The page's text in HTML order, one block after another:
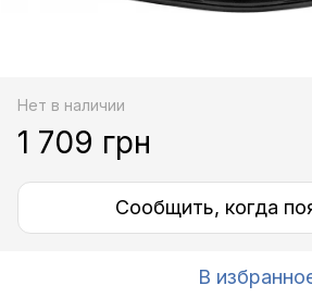
Нет в наличии
1 709 грн
Сообщить, когда
В